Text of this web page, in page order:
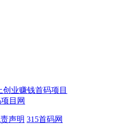
声明 315首码网